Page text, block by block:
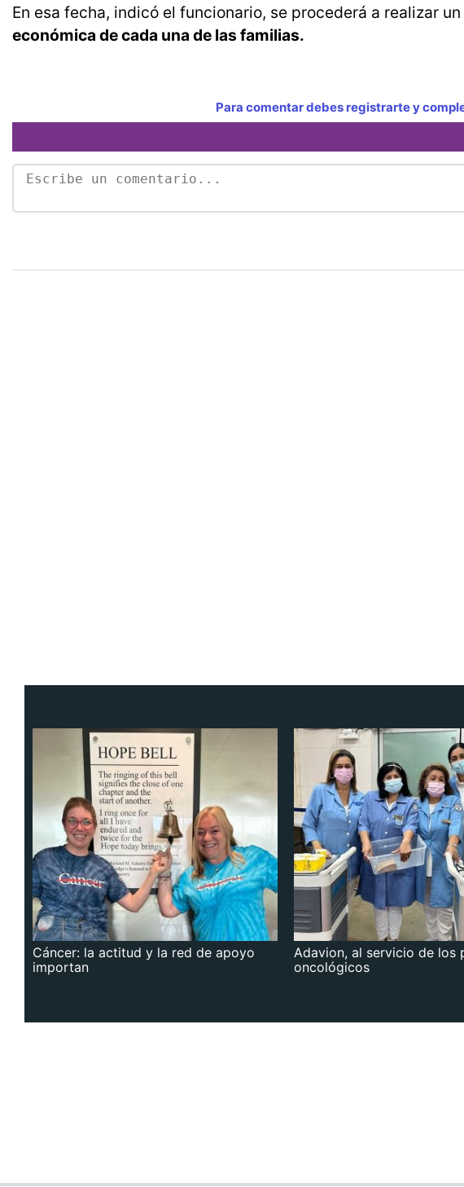
En esa fecha, indicó el funcionario, se procederá a realizar
económica de cada una de las familias.
Para comentar debes registrarte y
Cáncer: la actitud y la red de apoyo
importan
Adavion, al servicio de los
oncológicos